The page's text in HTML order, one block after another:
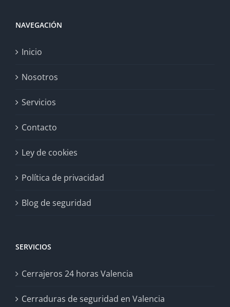
NAVEGACIÓN
Inicio
Nosotros
Servicios
Contacto
Ley de cookies
Política de privacidad
Blog de seguridad
SERVICIOS
Cerrajeros 24 horas Valencia
Cerraduras de seguridad en Valencia